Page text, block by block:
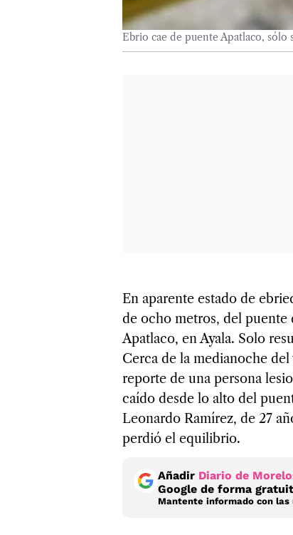
Ebrio cae de puente Apatlaco, sólo
En aparente estado de
de ocho metros, del puente
Apatlaco, en Ayala. Solo
Cerca de la medianoche
reporte de una persona
caído desde lo alto del
Leonardo Ramírez, de 27
perdió el equilibrio.
Añadir Diario de
Google de forma
Mantente informado con